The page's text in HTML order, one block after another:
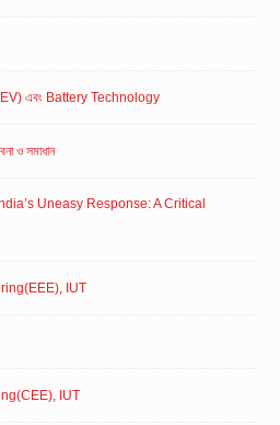
এবং Battery Technology
ও সমাধান
Uneasy Response: A Critical
IUT
IUT